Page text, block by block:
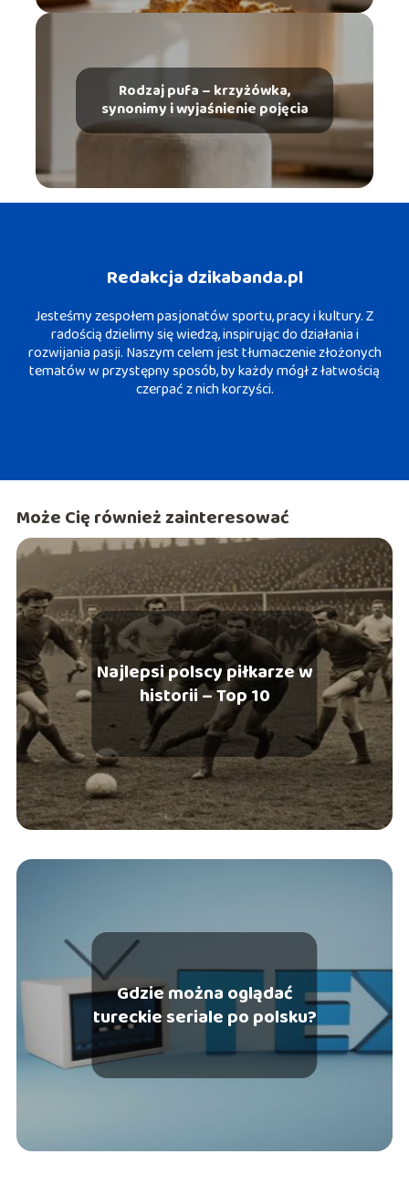
Rodzaj pufa – krzyżówka,
synonimy i wyjaśnienie pojęcia
Redakcja dzikabanda.pl
Jesteśmy zespołem pasjonatów sportu, pracy i kultury. Z
radością dzielimy się wiedzą, inspirując do działania i
rozwijania pasji. Naszym celem jest tłumaczenie złożonych
tematów w przystępny sposób, by każdy mógł z łatwością
czerpać z nich korzyści.
Może Cię również zainteresować
Najlepsi polscy piłkarze w
historii – Top 10
Gdzie można oglądać
tureckie seriale po polsku?